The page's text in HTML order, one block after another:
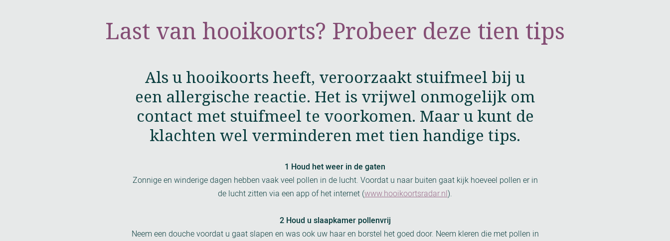
Last van hooikoorts? Probeer deze tien tips
Als u hooikoorts heeft, veroorzaakt stuifmeel bij u
een allergische reactie. Het is vrijwel onmogelijk om
contact met stuifmeel te voorkomen. Maar u kunt de
klachten wel verminderen met tien handige tips.
1 Houd het weer in de gaten
Zonnige en winderige dagen hebben vaak veel pollen in de lucht. Voordat u naar buiten gaat kijk hoeveel pollen er in
de lucht zitten via een app of het internet (www.hooikoortsradar.nl).
2 Houd u slaapkamer pollenvrij
Neem een douche voordat u gaat slapen en was ook uw haar en borstel het goed door. Neem kleren die met pollen in